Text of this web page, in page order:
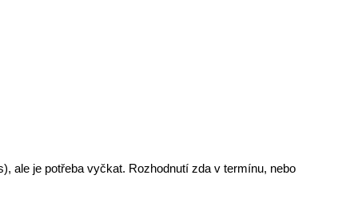
ale je potřeba vyčkat. Rozhodnutí zda v termínu, nebo